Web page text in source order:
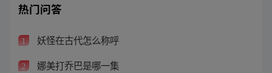
热门问答
1 妖怪在古代怎么称呼
2 娜美打乔巴是哪一集